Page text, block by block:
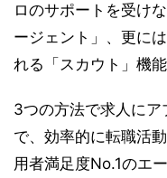
ロのサポートを受け
ージェント」、更に
れる「スカウト」機能
3つの方法で求人に
で、効率的に転職活
用者満足度No.1のエ